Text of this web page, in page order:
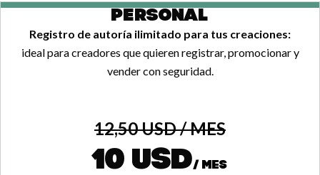
PERSONAL
Registro de autoría ilimitado para tus creaciones:
ideal para creadores que quieren registrar, promocionar y
vender con seguridad.
12,50 USD / MES
10 USD/ MES